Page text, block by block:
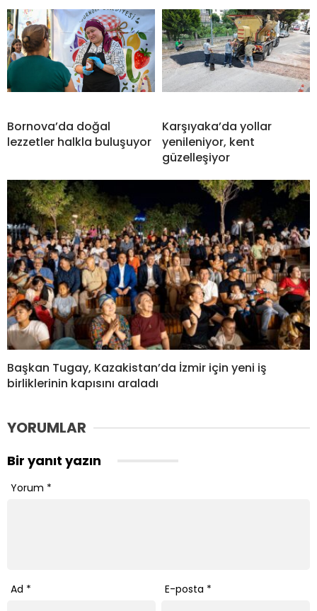
Bornova’da doğal
lezzetler halkla buluşuyor
Karşıyaka’da yollar
yenileniyor, kent
güzelleşiyor
Başkan Tugay, Kazakistan’da İzmir için yeni iş
birliklerinin kapısını araladı
YORUMLAR
Bir yanıt yazın
Yorum *
Ad * E-posta *